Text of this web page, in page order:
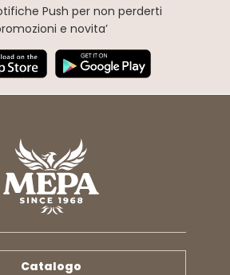
Push per non perderti
e novita’
Catalogo